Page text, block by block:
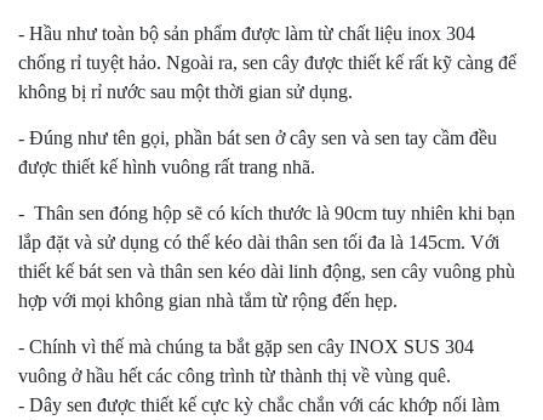
- Hầu như toàn bộ sản phẩm được làm từ chất liệu inox 304
chống rỉ tuyệt hảo. Ngoài ra, sen cây được thiết kế rất kỹ càng để
không bị rỉ nước sau một thời gian sử dụng.
- Đúng như tên gọi, phần bát sen ở cây sen và sen tay cầm đều
được thiết kế hình vuông rất trang nhã.
- Thân sen đóng hộp sẽ có kích thước là 90cm tuy nhiên khi bạn
lắp đặt và sử dụng có thể kéo dài thân sen tối đa là 145cm. Với
thiết kế bát sen và thân sen kéo dài linh động, sen cây vuông phù
hợp với mọi không gian nhà tắm từ rộng đến hẹp.
- Chính vì thế mà chúng ta bắt gặp sen cây INOX SUS 304
vuông ở hầu hết các công trình từ thành thị về vùng quê.
- Dây sen được thiết kế cực kỳ chắc chắn với các khớp nối làm